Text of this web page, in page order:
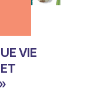
VIE